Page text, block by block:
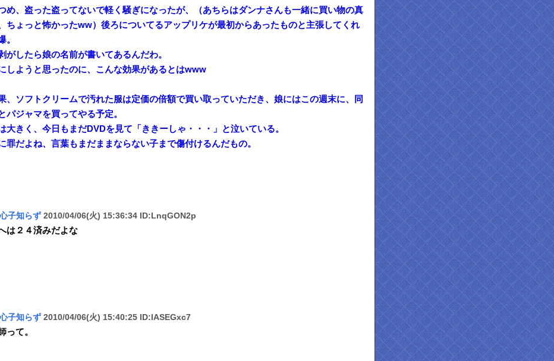
め、盗った盗ってないで軽く騒ぎになったが、（あちらはダンナさんも一緒に買い物の真
ちょっと怖かったww）後ろについてるアップリケが最初からあったものと主張してくれ
。
がしたら娘の名前が書いてあるんだわ。
しようと思ったのに、こんな効果があるとはwww
、ソフトクリームで汚れた服は定価の倍額で買い取っていただき、娘にはこの週末に、同
パジャマを買ってやる予定。
大きく、今日もまだDVDを見て「ききーしゃ・・・」と泣いている。
罪だよね、言葉もまだままならない子まで傷付けるんだもの。
子知らず 2010/04/06(火) 15:36:34 ID:LnqGON2p
は２４済みだよな
子知らず 2010/04/06(火) 15:40:25 ID:lASEGxc7
って。